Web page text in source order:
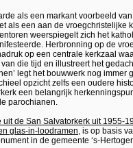
als een markant voorbeeld
als een aan de vroegchristelijke
weerspiegelt zich het
Herbronning op de
op een centrale kerkzaal
die tijd en illustreert het
legt het bouwwerk nog
opzicht zelfs een oudere
een belangrijk
parochianen.
de San Salvatorkerk uit 1955-
glas-in-loodramen , is op basis
in de gemeente ‘s-